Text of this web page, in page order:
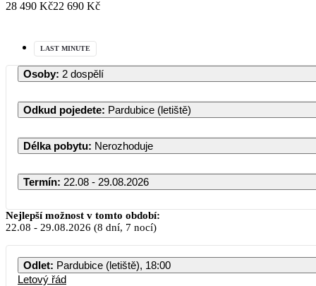
28 490 Kč22 690 Kč
LAST MINUTE
Osoby: 2 dospělí
Odkud pojedete: Pardubice (letiště)
Délka pobytu: Nerozhoduje
Termín: 22.08 - 29.08.2026
Srpen 2026
PO ÚT ST ČT PÁ
Nejlepší možnost v tomto období:
22.08 - 29.08.2026 (8 dní, 7 nocí)
Odlet: Pardubice (letiště), 18:00
Letový řád